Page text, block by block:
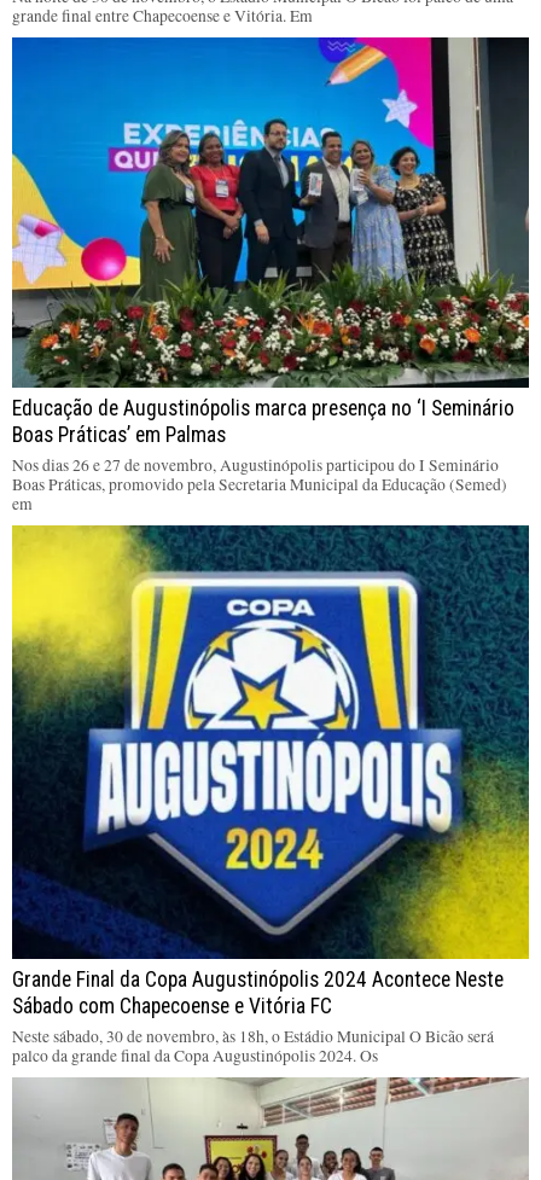
grande final entre Chapecoense e Vitória. Em
Educação de Augustinópolis marca presença no ‘I Seminário
Boas Práticas’ em Palmas
Nos dias 26 e 27 de novembro, Augustinópolis participou do I Seminário
Boas Práticas, promovido pela Secretaria Municipal da Educação (Semed)
em
Grande Final da Copa Augustinópolis 2024 Acontece Neste
Sábado com Chapecoense e Vitória FC
Neste sábado, 30 de novembro, às 18h, o Estádio Municipal O Bicão será
palco da grande final da Copa Augustinópolis 2024. Os